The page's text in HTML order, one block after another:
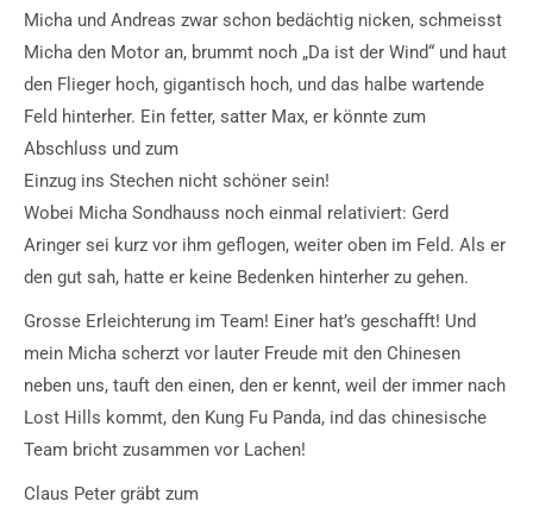
Micha und Andreas zwar schon bedächtig nicken, schmeisst
Micha den Motor an, brummt noch „Da ist der Wind“ und haut
den Flieger hoch, gigantisch hoch, und das halbe wartende
Feld hinterher. Ein fetter, satter Max, er könnte zum
Abschluss und zum
Einzug ins Stechen nicht schöner sein!
Wobei Micha Sondhauss noch einmal relativiert: Gerd
Aringer sei kurz vor ihm geflogen, weiter oben im Feld. Als er
den gut sah, hatte er keine Bedenken hinterher zu gehen.
Grosse Erleichterung im Team! Einer hat’s geschafft! Und
mein Micha scherzt vor lauter Freude mit den Chinesen
neben uns, tauft den einen, den er kennt, weil der immer nach
Lost Hills kommt, den Kung Fu Panda, ind das chinesische
Team bricht zusammen vor Lachen!
Claus Peter gräbt zum